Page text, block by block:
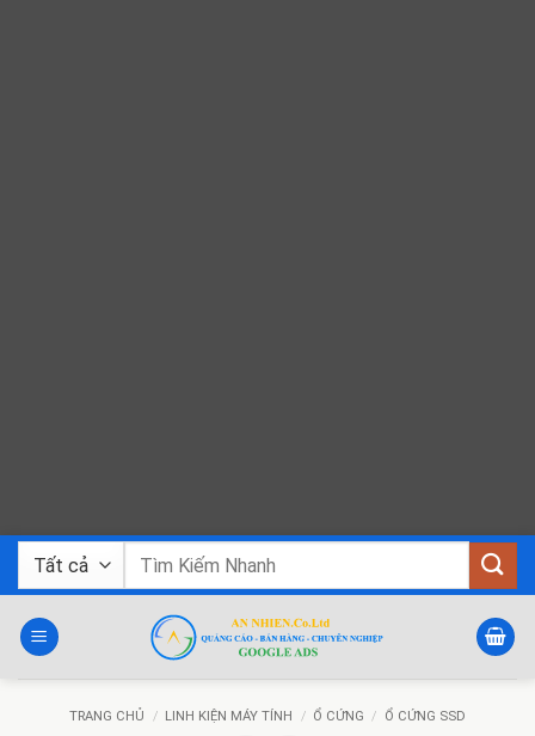
Bỏ
dung
Tìm
TRANG CHỦ / LINH KIỆN MÁY TÍNH / Ổ CỨNG / Ổ CỨNG SSD